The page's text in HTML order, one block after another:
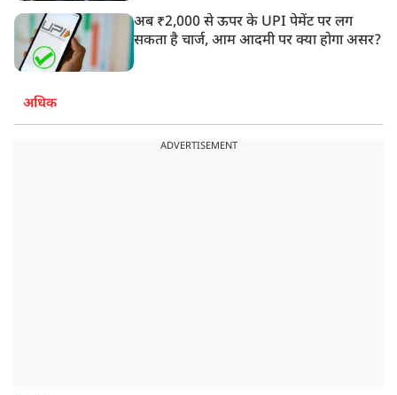
अब ₹2,000 से ऊपर के UPI पेमेंट पर लग
सकता है चार्ज, आम आदमी पर क्या होगा असर?
अधिक
ADVERTISEMENT